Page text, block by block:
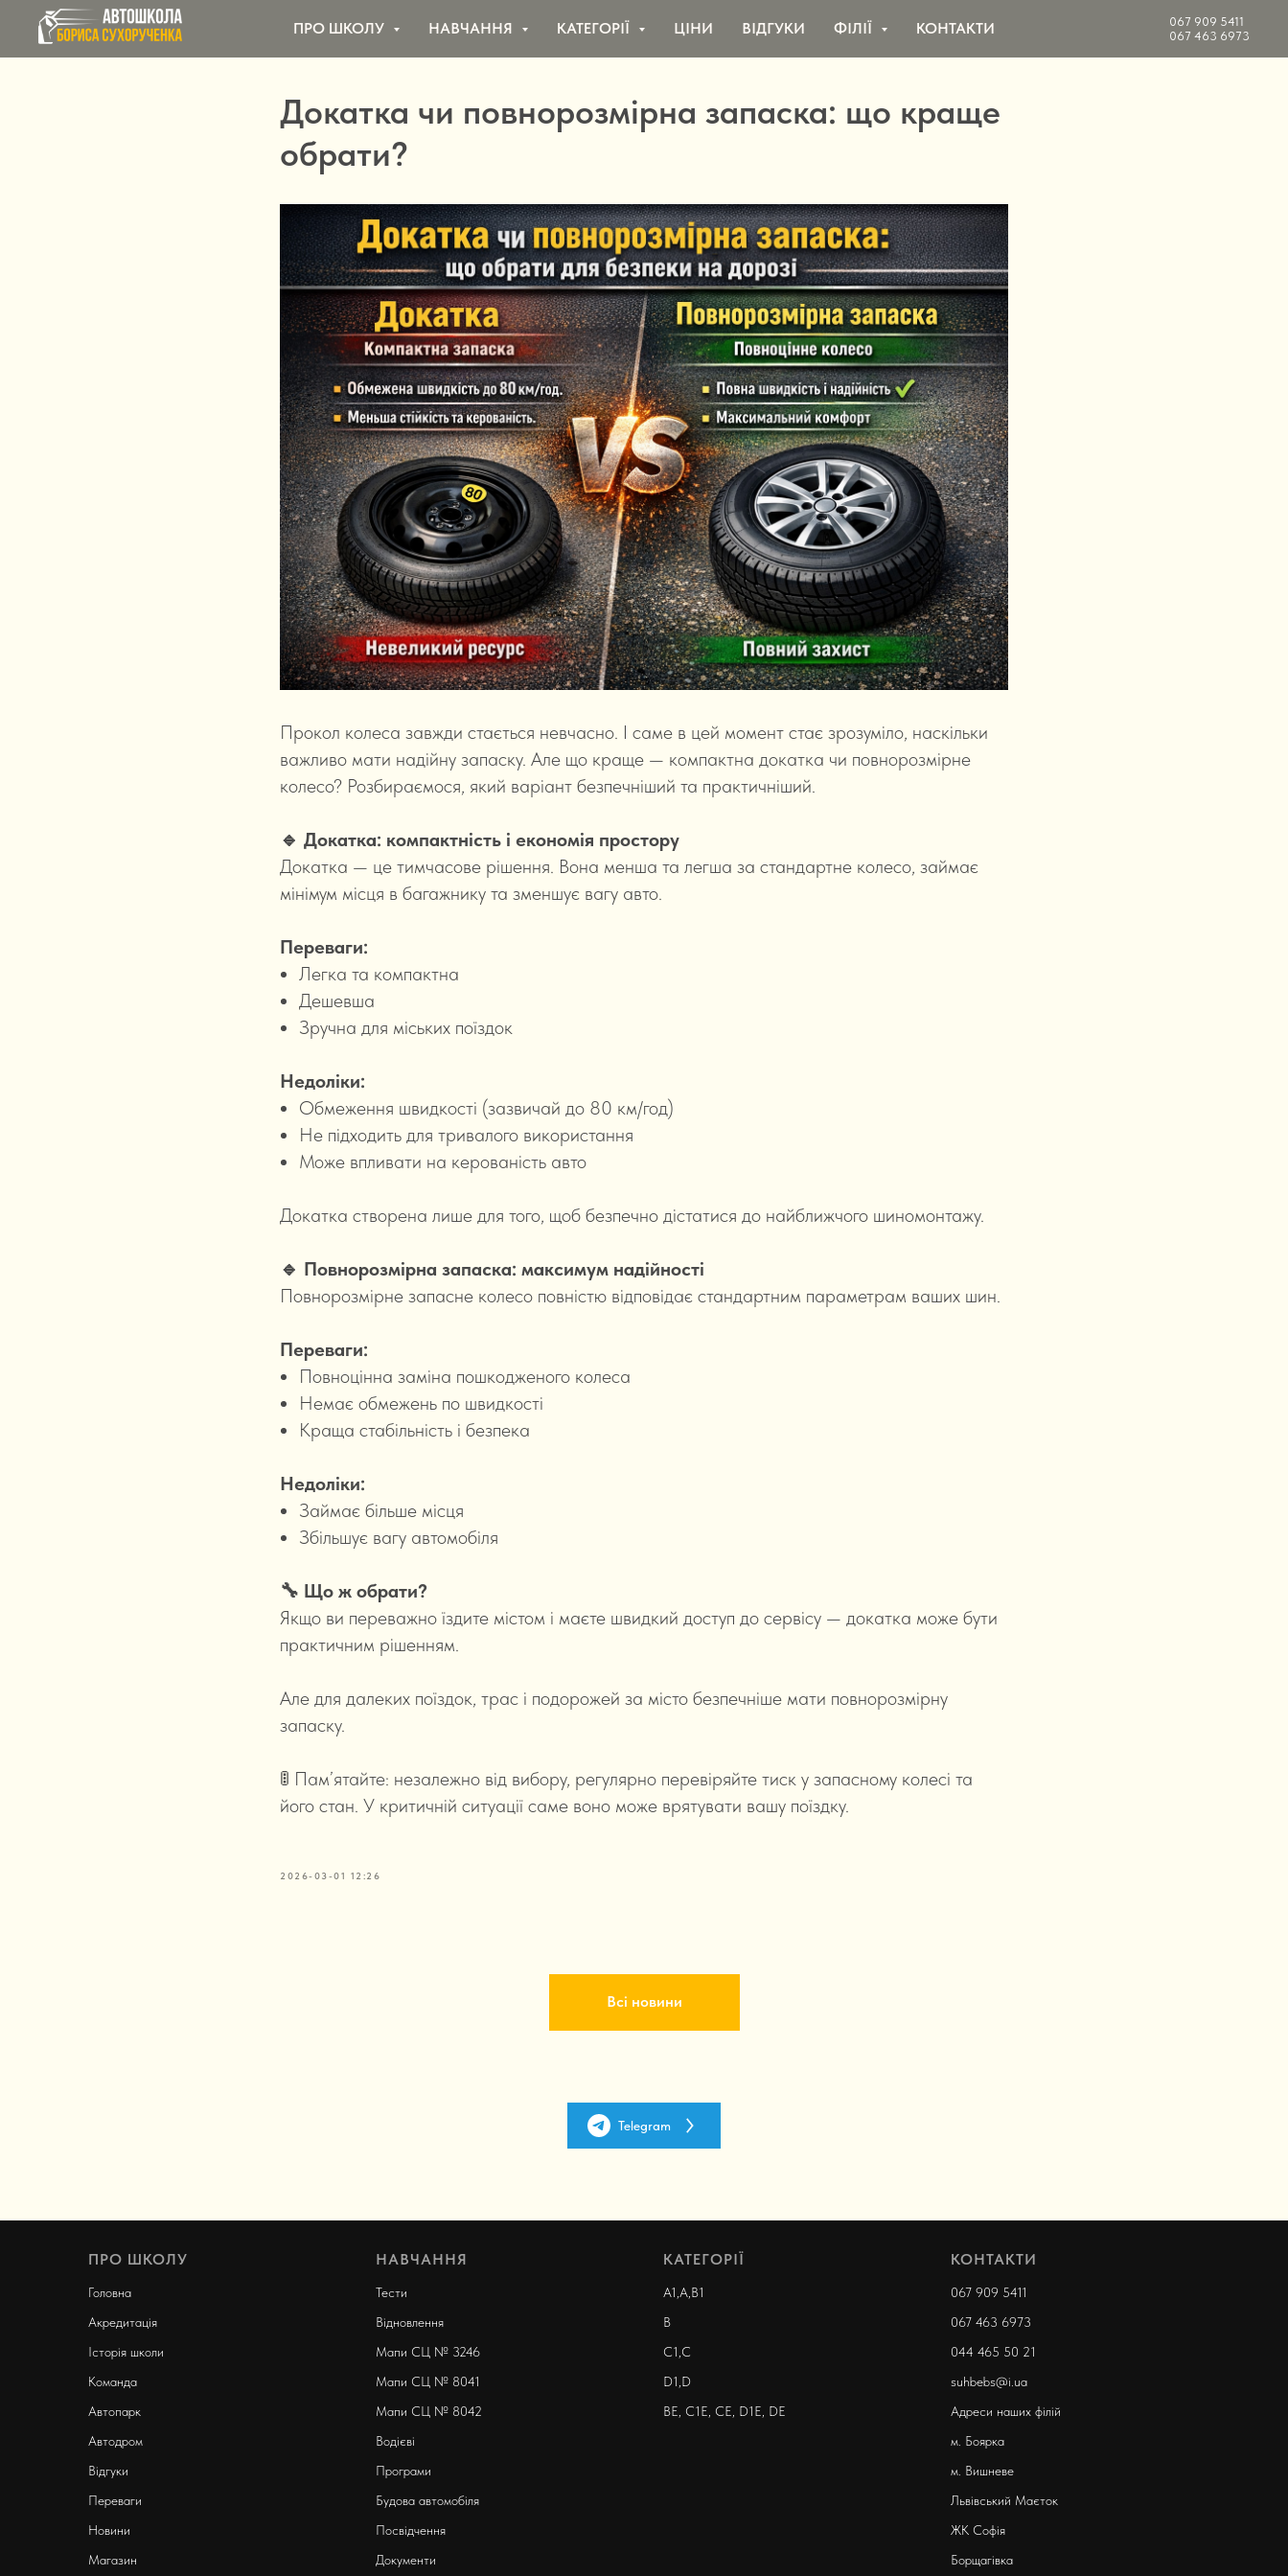
ПРО ШКОЛУ НАВЧАННЯ КАТЕГОРІЇ ЦІНИ ВІДГУКИ ФІЛІЇ КОНТАКТИ
067 909 5411
067 463 6973
Докатка чи повнорозмірна запаска: що краще
обрати?
Прокол колеса завжди стається невчасно. І саме в цей момент стає зрозуміло, наскільки
важливо мати надійну запаску. Але що краще — компактна докатка чи повнорозмірне
колесо? Розбираємося, який варіант безпечніший та практичніший.
🔹 Докатка: компактність і економія простору
Докатка — це тимчасове рішення. Вона менша та легша за стандартне колесо, займає
мінімум місця в багажнику та зменшує вагу авто.
Переваги:
Легка та компактна
Дешевша
Зручна для міських поїздок
Недоліки:
Обмеження швидкості (зазвичай до 80 км/год)
Не підходить для тривалого використання
Може впливати на керованість авто
Докатка створена лише для того, щоб безпечно дістатися до найближчого шиномонтажу.
🔹 Повнорозмірна запаска: максимум надійності
Повнорозмірне запасне колесо повністю відповідає стандартним параметрам ваших шин.
Переваги:
Повноцінна заміна пошкодженого колеса
Немає обмежень по швидкості
Краща стабільність і безпека
Недоліки:
Займає більше місця
Збільшує вагу автомобіля
🔧 Що ж обрати?
Якщо ви переважно їздите містом і маєте швидкий доступ до сервісу — докатка може бути
практичним рішенням.
Але для далеких поїздок, трас і подорожей за місто безпечніше мати повнорозмірну
запаску.
🚦 Пам’ятайте: незалежно від вибору, регулярно перевіряйте тиск у запасному колесі та
його стан. У критичній ситуації саме воно може врятувати вашу поїздку.
2026-03-01 12:26
Всі новини
Telegram
ПРО ШКОЛУ
Головна
Акредитація
Історія школи
Команда
Автопарк
Автодром
Відгуки
Переваги
Новини
Магазин
НАВЧАННЯ
Тести
Відновлення
Мапи СЦ № 3246
Мапи СЦ № 8041
Мапи СЦ № 8042
Водієві
Програми
Будова автомобіля
Посвідчення
Документи
КАТЕГОРІЇ
A1,A,B1
B
С1,С
D1,D
ВЕ, С1Е, СЕ, D1E, DE
КОНТАКТИ
067 909 5411
067 463 6973
044 465 50 21
suhbebs@i.ua
Адреси наших філій
м. Боярка
м. Вишневе
Львівський Маєток
ЖК Софія
Борщагівка